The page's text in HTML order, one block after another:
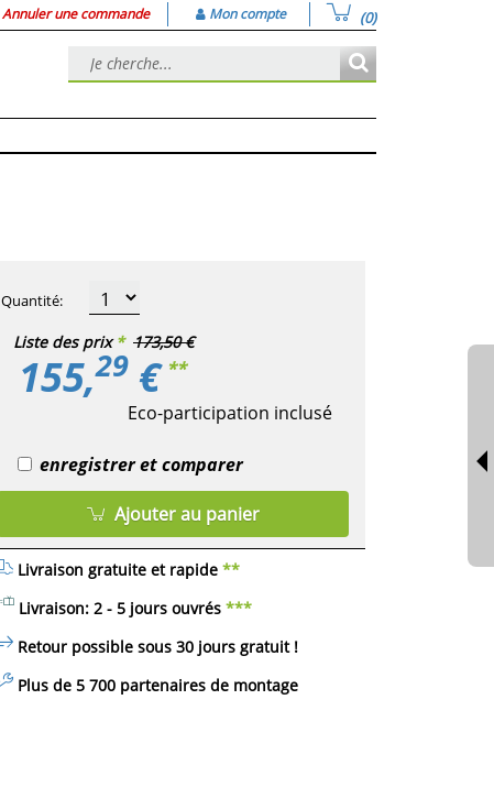
Annuler une commande Mon compte (0)
Liste des prix * 173,50 €
155,29 € **
Eco-participation inclusé
Livraison gratuite et rapide **
Livraison: 2 - 5 jours ouvrés ***
Retour possible sous 30 jours gratuit!
Plus de 5 700 partenaires de montage
Quantité:
enregistrer et comparer
Ajouter au panier